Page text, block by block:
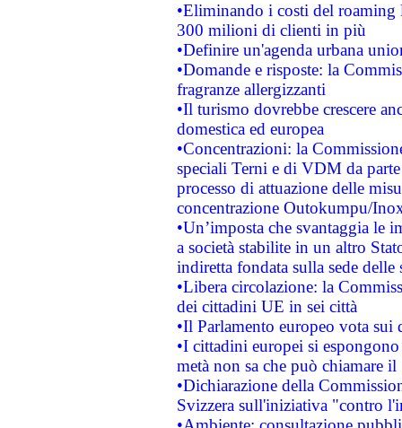
•Eliminando i costi del roaming
300 milioni di clienti in più
•Definire un'agenda urbana
•Domande e risposte: la
fragranze allergizzanti
•Il turismo dovrebbe crescere
domestica ed europea
•Concentrazioni: la
speciali Terni e di VDM da
processo di attuazione delle
concentrazione Outokumpu/
•Un’imposta che svantaggia le
a società stabilite in un altro
indiretta fondata sulla sede delle
•Libera circolazione: la
dei cittadini UE in sei città
•Il Parlamento europeo vota sui
•I cittadini europei si
metà non sa che può chiamare
•Dichiarazione della
Svizzera sull'iniziativa "contro